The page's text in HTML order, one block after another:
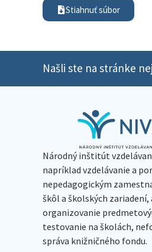
Stiahnuť súbor
Našli ste na stránke
Národný inštitút
napríklad vzdelávanie a
nepedagogickým
škôl a školských
organizovanie
testovanie na školách,
správa knižničného fondu.